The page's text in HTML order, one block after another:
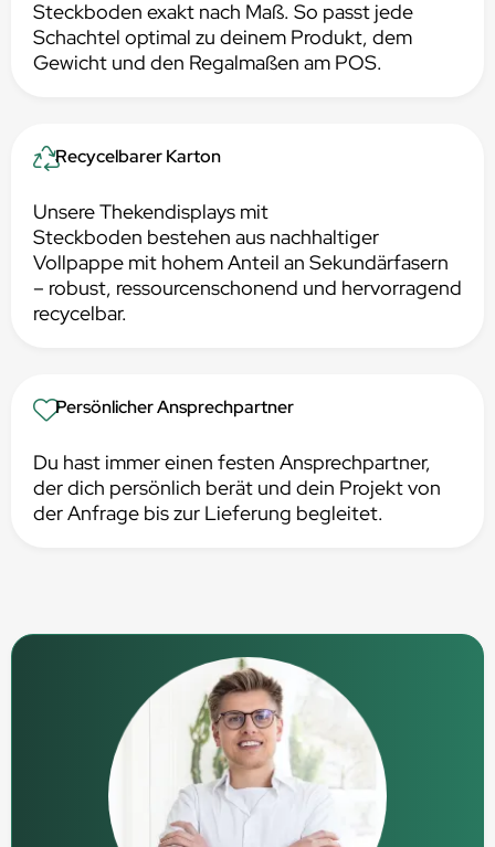
Steckboden exakt nach Maß. So passt jede
Schachtel optimal zu deinem Produkt, dem
Gewicht und den Regalmaßen am POS.
Recycelbarer Karton
Unsere Thekendisplays mit
Steckboden bestehen aus nachhaltiger
Vollpappe mit hohem Anteil an Sekundärfasern
– robust, ressourcenschonend und hervorragend
recycelbar.
Persönlicher Ansprechpartner
Du hast immer einen festen Ansprechpartner,
der dich persönlich berät und dein Projekt von
der Anfrage bis zur Lieferung begleitet.